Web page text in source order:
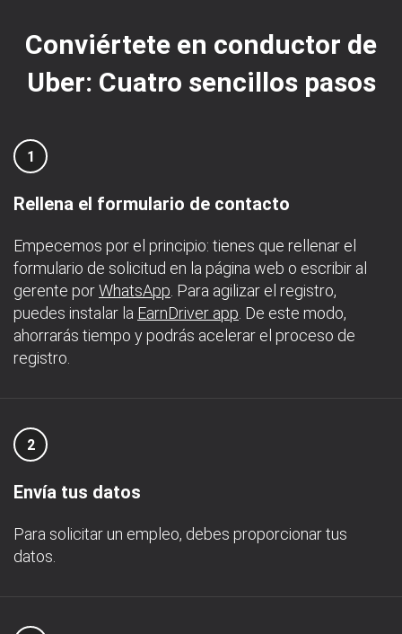
Conviértete en conductor de
Uber: Cuatro sencillos pasos
1
Rellena el formulario de contacto
Empecemos por el principio: tienes que rellenar el
formulario de solicitud en la página web o escribir al
gerente porWhatsApp . Para agilizar el registro,
puedes instalar la EarnDriver app . De este modo,
ahorrarás tiempo y podrás acelerar el proceso de
registro.
2
Envía tus datos
Para solicitar un empleo, debes proporcionar tus
datos.